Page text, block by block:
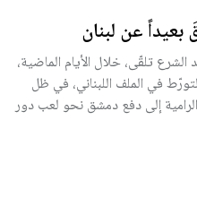
عن لبنان
تلقّى، خلال الأيام الماضية،
في الملف اللبناني، في ظل
إلى دفع دمشق نحو لعب دور